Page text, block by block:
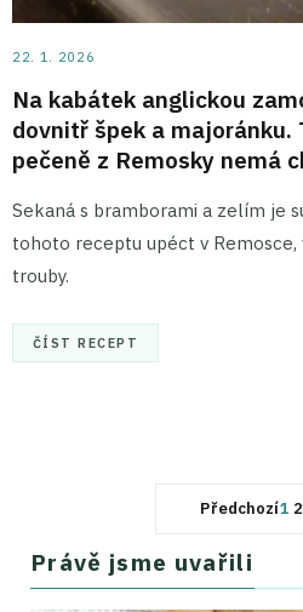
22. 1. 2026
Na kabátek anglickou
dovnitř špek a majoránku.
pečeně z Remosky nemá
Sekaná s bramborami a zelím je
tohoto receptu upéct v Remosce,
trouby.
ČÍST RECEPT
Předchozí1 2
Právě jsme uvařili